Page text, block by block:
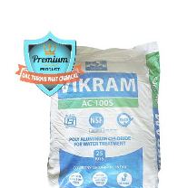
PAC – Polyaluminium
Chloride Trắng Aditya Birla
Grasim New 2022 Ấn Độ India